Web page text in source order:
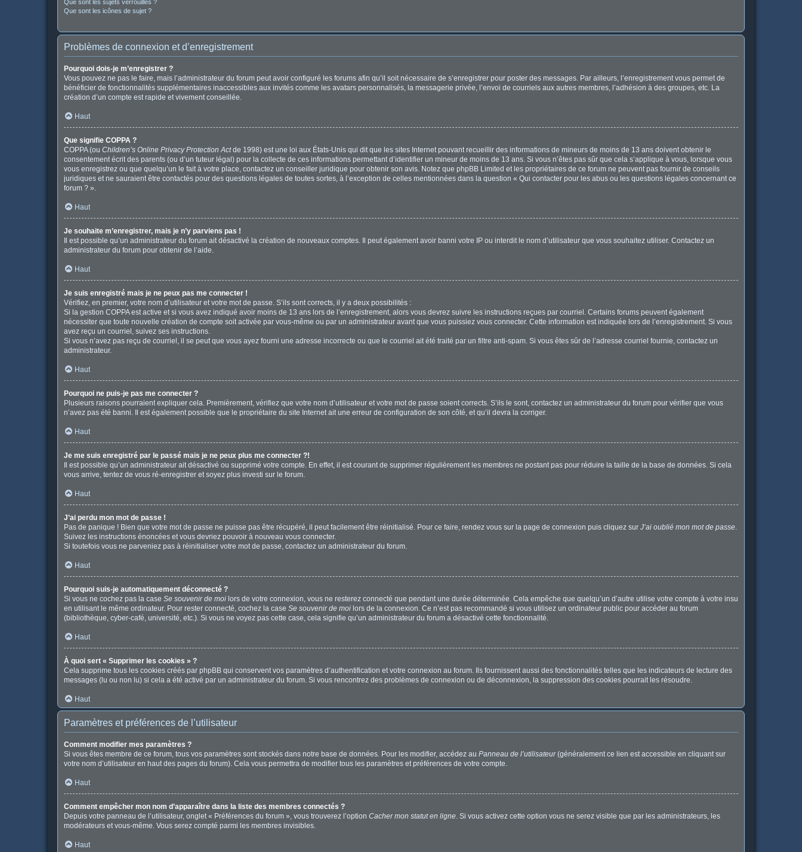
Que sont les sujets verrouillés ?
Que sont les icônes de sujet ?
Problèmes de connexion et d’enregistrement
Pourquoi dois-je m’enregistrer ?
Vous pouvez ne pas le faire, mais l’administrateur du forum peut avoir configuré les forums afin qu’il soit nécessaire de s’enregistrer pour poster des messages. Par ailleurs, l’enregistrement vous permet de
bénéficier de fonctionnalités supplémentaires inaccessibles aux invités comme les avatars personnalisés, la messagerie privée, l’envoi de courriels aux autres membres, l’adhésion à des groupes, etc. La
création d’un compte est rapide et vivement conseillée.
Haut
Que signifie COPPA ?
COPPA (ou Children’s Online Privacy Protection Actde 1998) est une loi aux États-Unis qui dit que les sites Internet pouvant recueillir des informations de mineurs de moins de 13 ans doivent obtenir le
consentement écrit des parents (ou d’un tuteur légal) pour la collecte de ces informations permettant d’identifier un mineur de moins de 13 ans. Si vous n’êtes pas sûr que cela s’applique à vous, lorsque vous
vous enregistrez ou que quelqu’un le fait à votre place, contactez un conseiller juridique pour obtenir son avis. Notez que phpBB Limited et les propriétaires de ce forum ne peuvent pas fournir de conseils
juridiques et ne sauraient être contactés pour des questions légales de toutes sortes, à l’exception de celles mentionnées dans la question « Qui contacter pour les abus ou les questions légales concernant ce
forum ? ».
Haut
Je souhaite m’enregistrer, mais je n’y parviens pas !
Il est possible qu’un administrateur du forum ait désactivé la création de nouveaux comptes. Il peut également avoir banni votre IP ou interdit le nom d’utilisateur que vous souhaitez utiliser. Contactez un
administrateur du forum pour obtenir de l’aide.
Haut
Je suis enregistré mais je ne peux pas me connecter !
Vérifiez, en premier, votre nom d’utilisateur et votre mot de passe. S’ils sont corrects, il y a deux possibilités :
Si la gestion COPPA est active et si vous avez indiqué avoir moins de 13 ans lors de l’enregistrement, alors vous devrez suivre les instructions reçues par courriel. Certains forums peuvent également
nécessiter que toute nouvelle création de compte soit activée par vous-même ou par un administrateur avant que vous puissiez vous connecter. Cette information est indiquée lors de l’enregistrement. Si vous
avez reçu un courriel, suivez ses instructions.
Si vous n’avez pas reçu de courriel, il se peut que vous ayez fourni une adresse incorrecte ou que le courriel ait été traité par un filtre anti-spam. Si vous êtes sûr de l’adresse courriel fournie, contactez un
administrateur.
Haut
Pourquoi ne puis-je pas me connecter ?
Plusieurs raisons pourraient expliquer cela. Premièrement, vérifiez que votre nom d’utilisateur et votre mot de passe soient corrects. S’ils le sont, contactez un administrateur du forum pour vérifier que vous
n’avez pas été banni. Il est également possible que le propriétaire du site Internet ait une erreur de configuration de son côté, et qu’il devra la corriger.
Haut
Je me suis enregistré par le passé mais je ne peux plus me connecter ?!
Il est possible qu’un administrateur ait désactivé ou supprimé votre compte. En effet, il est courant de supprimer régulièrement les membres ne postant pas pour réduire la taille de la base de données. Si cela
vous arrive, tentez de vous ré-enregistrer et soyez plus investi sur le forum.
Haut
J’ai perdu mon mot de passe !
Pas de panique ! Bien que votre mot de passe ne puisse pas être récupéré, il peut facilement être réinitialisé. Pour ce faire, rendez vous sur la page de connexion puis cliquez sur J’ai oublié mon mot de passe.
Suivez les instructions énoncées et vous devriez pouvoir à nouveau vous connecter.
Si toutefois vous ne parveniez pas à réinitialiser votre mot de passe, contactez un administrateur du forum.
Haut
Pourquoi suis-je automatiquement déconnecté ?
Si vous ne cochez pas la case Se souvenir de moi lors de votre connexion, vous ne resterez connecté que pendant une durée déterminée. Cela empêche que quelqu’un d’autre utilise votre compte à votre insu
en utilisant le même ordinateur. Pour rester connecté, cochez la case Se souvenir de moi lors de la connexion. Ce n’est pas recommandé si vous utilisez un ordinateur public pour accéder au forum
(bibliothèque, cyber-café, université, etc.). Si vous ne voyez pas cette case, cela signifie qu’un administrateur du forum a désactivé cette fonctionnalité.
Haut
À quoi sert « Supprimer les cookies » ?
Cela supprime tous les cookies créés par phpBB qui conservent vos paramètres d’authentification et votre connexion au forum. Ils fournissent aussi des fonctionnalités telles que les indicateurs de lecture des
messages (lu ou non lu) si cela a été activé par un administrateur du forum. Si vous rencontrez des problèmes de connexion ou de déconnexion, la suppression des cookies pourrait les résoudre.
Haut
Paramètres et préférences de l’utilisateur
Comment modifier mes paramètres ?
Si vous êtes membre de ce forum, tous vos paramètres sont stockés dans notre base de données. Pour les modifier, accédez au Panneau de l’utilisateur(généralement ce lien est accessible en cliquant sur
votre nom d’utilisateur en haut des pages du forum). Cela vous permettra de modifier tous les paramètres et préférences de votre compte.
Haut
Comment empêcher mon nom d’apparaître dans la liste des membres connectés ?
Depuis votre panneau de l’utilisateur, onglet « Préférences du forum », vous trouverez l’option Cacher mon statut en ligne. Si vous activez cette option vous ne serez visible que par les administrateurs, les
modérateurs et vous-même. Vous serez compté parmi les membres invisibles.
Haut